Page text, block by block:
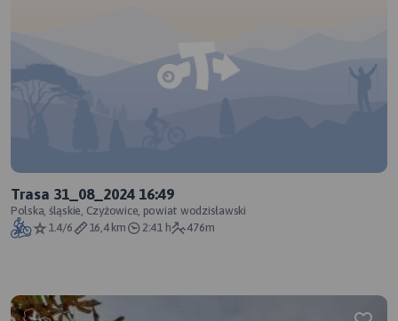
Trasa 31_08_2024 16:49
Polska, śląskie, Czyżowice, powiat wodzisławski
1.4/6
16,4 km 2:41 h 476m